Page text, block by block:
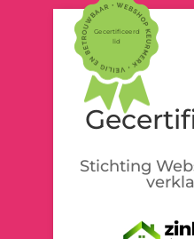
Gecertificeerd
lid
Stichting